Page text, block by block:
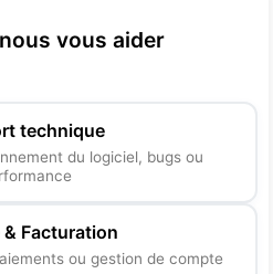
vous aider
technique
du logiciel, bugs ou
Facturation
ou gestion de compte